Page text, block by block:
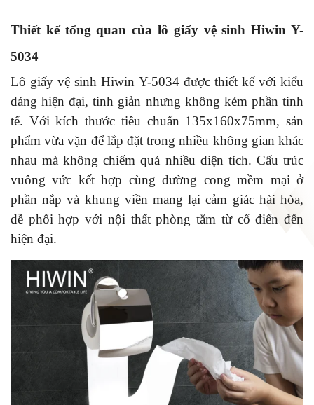
Thiết kế tổng quan của lô giấy vệ sinh Hiwin Y-
5034
Lô giấy vệ sinh Hiwin Y-5034 được thiết kế với kiểu
dáng hiện đại, tinh giản nhưng không kém phần tinh
tế. Với kích thước tiêu chuẩn 135x160x75mm, sản
phẩm vừa vặn để lắp đặt trong nhiều không gian khác
nhau mà không chiếm quá nhiều diện tích. Cấu trúc
vuông vức kết hợp cùng đường cong mềm mại ở
phần nắp và khung viền mang lại cảm giác hài hòa,
dễ phối hợp với nội thất phòng tắm từ cổ điển đến
hiện đại.